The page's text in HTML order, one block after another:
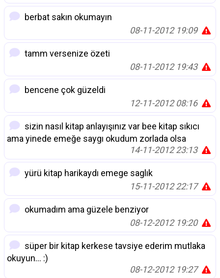
berbat sakın okumayın
08-11-2012 19:09
tamm versenize özeti
08-11-2012 19:43
bencene çok güzeldi
12-11-2012 08:16
sizin nasıl kitap anlayışınız var bee kitap sıkıcı
ama yinede emeğe saygı okudum zorlada olsa
14-11-2012 23:13
yürü kitap harikaydı emege saglık
15-11-2012 22:17
okumadım ama güzele benziyor
08-12-2012 19:20
süper bir kitap kerkese tavsiye ederim mutlaka
okuyun... :)
08-12-2012 19:27